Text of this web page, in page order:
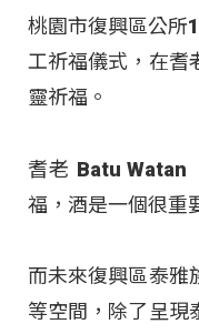
桃園市復興區公所
工祈福儀式，在耆
靈祈福。
耆老 Batu Watan
福，酒是一個很重
而未來復興區泰雅
等空間，除了呈現